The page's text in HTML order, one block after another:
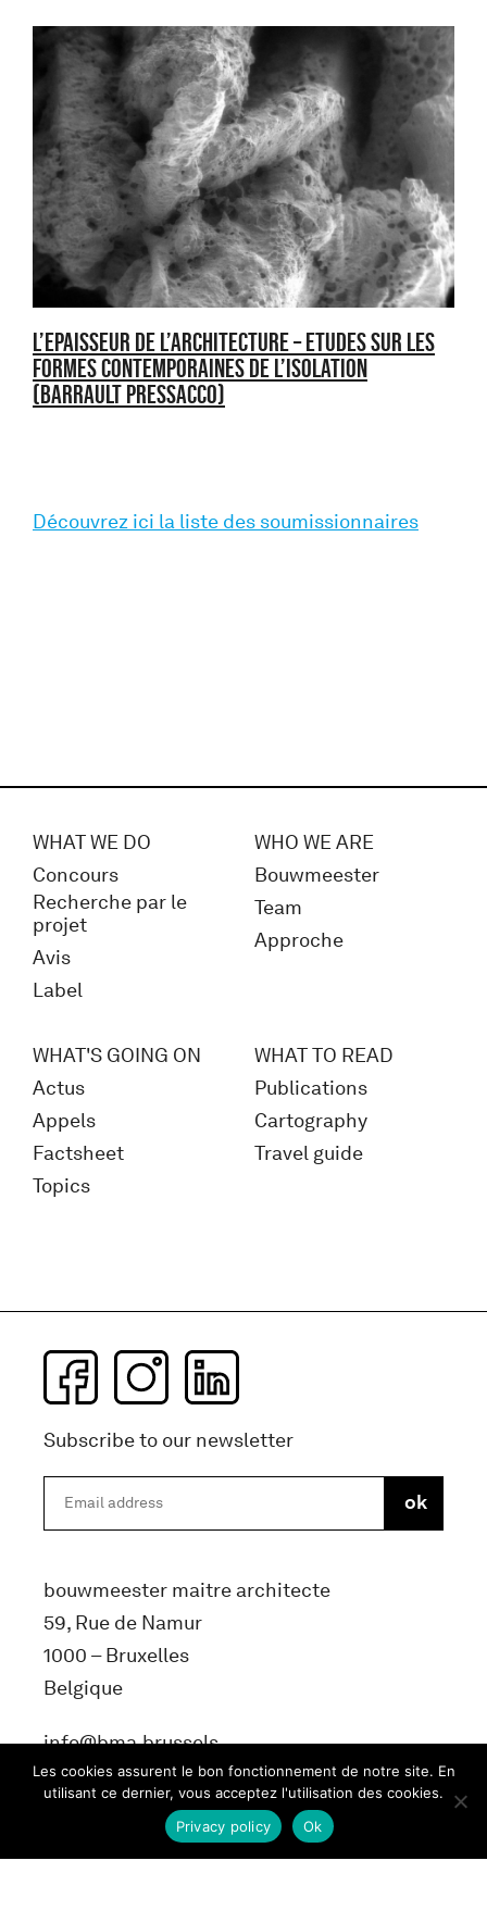
L’EPAISSEUR DE L’ARCHITECTURE – ETUDES SUR LES
FORMES CONTEMPORAINES DE L’ISOLATION
(BARRAULT PRESSACCO)
Découvrez ici la liste des soumissionnaires
WHAT WE DO
Concours
Recherche par le
projet
Avis
Label
WHO WE ARE
Bouwmeester
Team
Approche
WHAT'S GOING ON
Actus
Appels
Factsheet
Topics
WHAT TO READ
Publications
Cartography
Travel guide
Subscribe to our newsletter
bouwmeester maitre architecte
59, Rue de Namur
1000 – Bruxelles
Belgique
info@bma.brussels
Les cookies assurent le bon fonctionnement de notre site. En
utilisant ce dernier, vous acceptez l'utilisation des cookies.
Ok
Privacy policy